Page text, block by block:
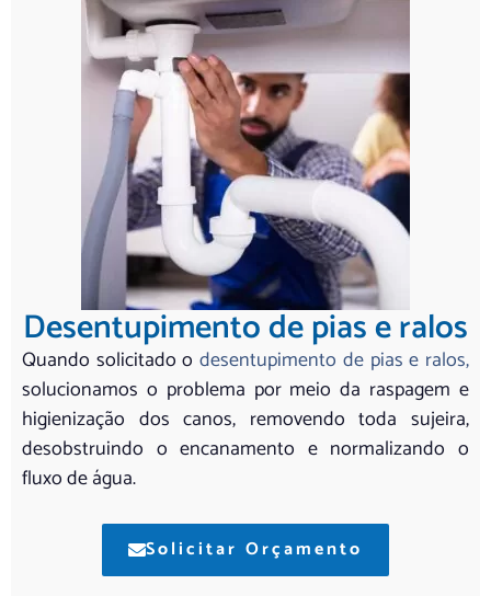
Desentupimento de pias e ralos
Quando solicitado odesentupimento de pias e ralos,
solucionamos o problema por meio da raspagem e
higienização dos canos, removendo toda sujeira,
desobstruindo o encanamento e normalizando o
fluxo de água.
Solicitar Orçamento